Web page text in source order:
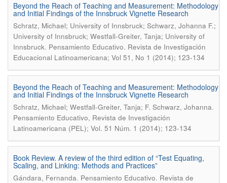
Beyond the Reach of Teaching and Measurement: Methodology
and Initial Findings of the Innsbruck Vignette Research
Schratz, Michael; University of Innsbruck; Schwarz, Johanna F.;
University of Innsbruck; Westfall-Greiter, Tanja; University of
Innsbruck. Pensamiento Educativo. Revista de Investigación
Educacional Latinoamericana; Vol 51, No 1 (2014); 123-134
Beyond the Reach of Teaching and Measurement: Methodology
and Initial Findings of the Innsbruck Vignette Research
Schratz, Michael; Westfall-Greiter, Tanja; F. Schwarz, Johanna.
Pensamiento Educativo, Revista de Investigación
Latinoamericana (PEL); Vol. 51 Núm. 1 (2014); 123-134
Book Review. A review of the third edition of “Test Equating,
Scaling, and Linking: Methods and Practices”
Gándara, Fernanda. Pensamiento Educativo. Revista de